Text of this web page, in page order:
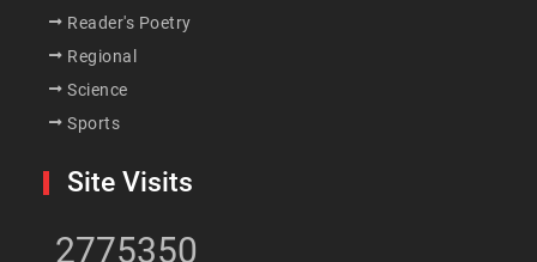
Reader's Poetry
Regional
Science
Sports
Site Visits
2775350